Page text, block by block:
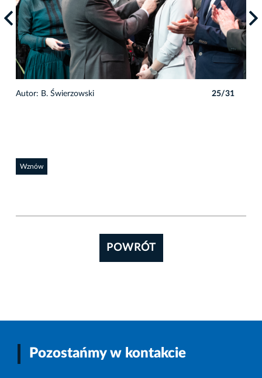
Autor: B. Świerzowski 25/31
Wznów
POWRÓT
Pozostańmy w kontakcie